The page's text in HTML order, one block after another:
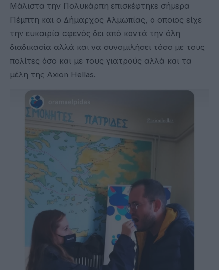
Μάλιστα την Πολυκάρπη επισκέφτηκε σήμερα
Πέμπτη και ο Δήμαρχος Αλμωπίας, ο οποιος είχε
την ευκαιρία αφενός δει από κοντά την όλη
διαδικασία αλλά και να συνομιλήσει τόσο με τους
πολίτες όσο και με τους γιατρούς αλλά και τα
μέλη της Axion Hellas.